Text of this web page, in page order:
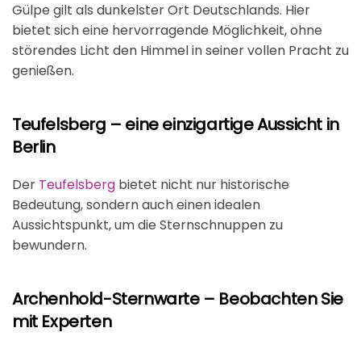
Gülpe gilt als dunkelster Ort Deutschlands. Hier
bietet sich eine hervorragende Möglichkeit, ohne
störendes Licht den Himmel in seiner vollen Pracht zu
genießen.
Teufelsberg – eine einzigartige Aussicht in
Berlin
Der Teufelsberg bietet nicht nur historische
Bedeutung, sondern auch einen idealen
Aussichtspunkt, um die Sternschnuppen zu
bewundern.
Archenhold-Sternwarte – Beobachten Sie
mit Experten